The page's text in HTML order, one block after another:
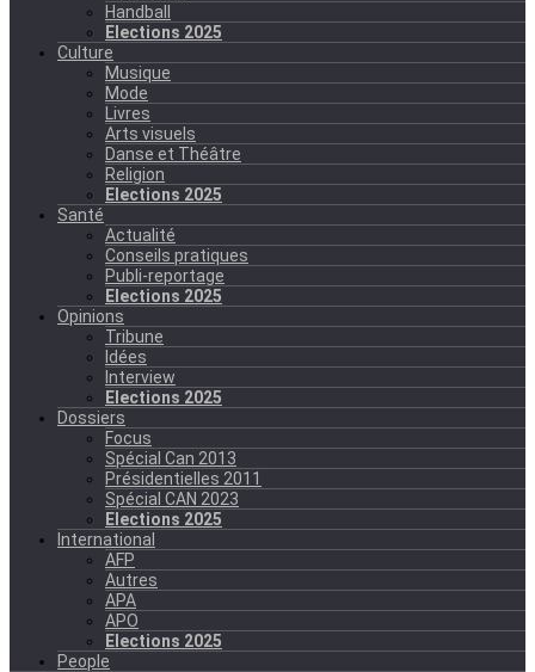
Handball
Elections 2025
Culture
Musique
Mode
Livres
Arts visuels
Danse et Théâtre
Religion
Elections 2025
Santé
Actualité
Conseils pratiques
Publi-reportage
Elections 2025
Opinions
Tribune
Idées
Interview
Elections 2025
Dossiers
Focus
Spécial Can 2013
Présidentielles 2011
Spécial CAN 2023
Elections 2025
International
AFP
Autres
APA
APO
Elections 2025
People